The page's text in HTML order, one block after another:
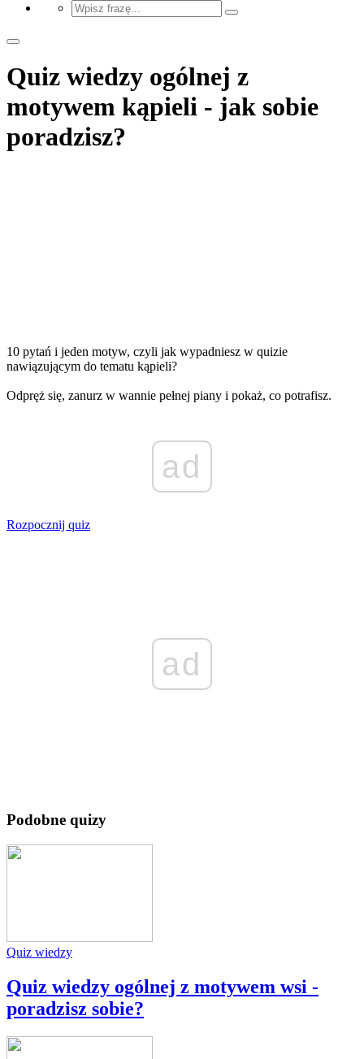
Quiz wiedzy ogólnej z
motywem kąpieli - jak sobie
poradzisz?
10 pytań i jeden motyw, czyli jak wypadniesz w quizie
nawiązującym do tematu kąpieli?
Odpręż się, zanurz w wannie pełnej piany i pokaż, co potrafisz.
ad
Rozpocznij quiz
ad
Podobne quizy
Quiz wiedzy
Quiz wiedzy ogólnej z motywem wsi -
poradzisz sobie?